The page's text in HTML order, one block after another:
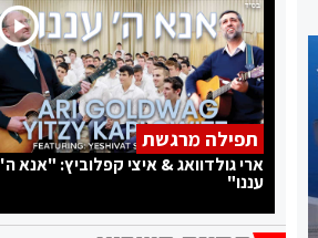
תפילה מרגשת
ארי גולדוואג & איצי קפלוביץ: "אנא ה'
עננו"